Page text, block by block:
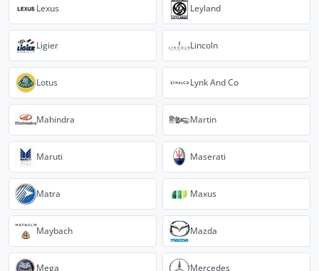
Lexus Leyland
Ligier Lincoln
Lotus Lynk And Co
Mahindra Martin
Maruti Maserati
Matra Maxus
Maybach Mazda
Mega Mercedes